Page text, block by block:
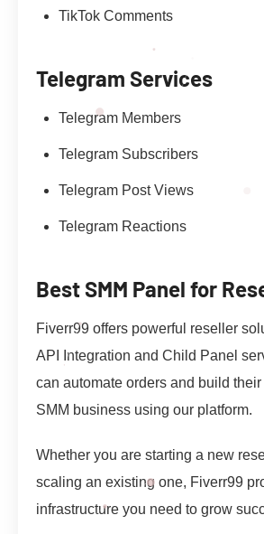
TikTok Comments
Telegram Services
Telegram Members
Telegram Subscribers
Telegram Post Views
Telegram Reactions
Best SMM Panel for
Fiverr99 offers powerful reseller
API Integration and Child Panel
can automate orders and build
SMM business using our platform.
Whether you are starting a new
scaling an existing one, Fiverr99
infrastructure you need to grow